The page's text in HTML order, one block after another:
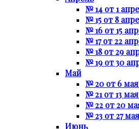
№ 14 от 1
№ 15 от 8
№ 16 от 15
№ 17 от 22
№ 18 от 29
№ 19 от 30
Май
№ 20 от 6 мая
№ 21 от 13
№ 22 от 20
№ 23 от 27
Июнь